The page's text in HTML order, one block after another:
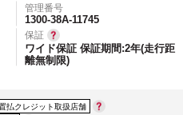
管理番号
1300-38A-11745
保証
ワイド保証 保証期間:2年(走行距
離無制限)
払クレジット取扱店舗